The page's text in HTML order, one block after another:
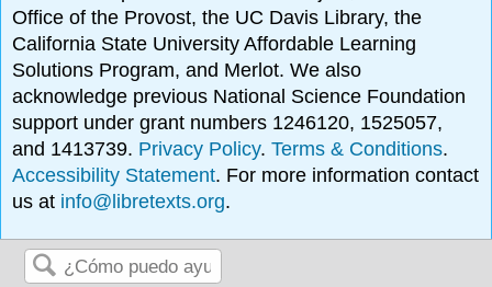
Office of the Provost, the UC Davis Library, the
California State University Affordable Learning
Solutions Program, and Merlot. We also
acknowledge previous National Science Foundation
support under grant numbers 1246120, 1525057,
and 1413739. Privacy Policy.Terms & Conditions.
Accessibility Statement. For more information contact
us at info@libretexts.org.